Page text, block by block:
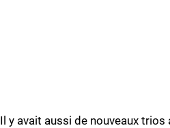
Il y avait aussi de nouveaux trios